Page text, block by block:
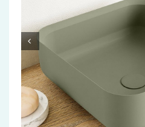
Installatiemateriaal
PVC
Tegels